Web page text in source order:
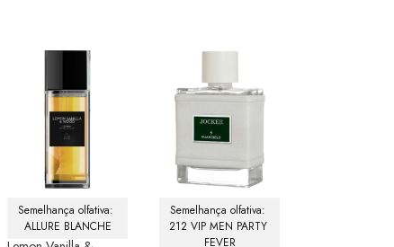
Semelhança olfativa:
ALLURE BLANCHE
Semelhança olfativa:
212 VIP MEN PARTY
FEVER